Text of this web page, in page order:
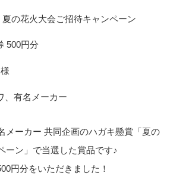
夏の花火大会ご招待キャンペーン
500円分
、有名メーカー
メーカー 共同企画のハガキ懸賞「夏の
ーン」で当選した賞品です♪
円分をいただきました！